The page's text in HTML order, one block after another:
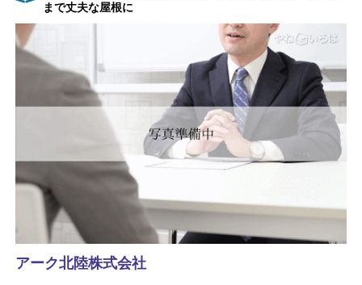
まで丈夫な屋根に
アーク北陸株式会社